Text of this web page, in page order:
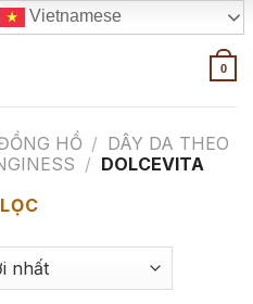
0
HỒ / DÂY DA THEO
/ DOLCEVITA
LỌC
Vietnamese